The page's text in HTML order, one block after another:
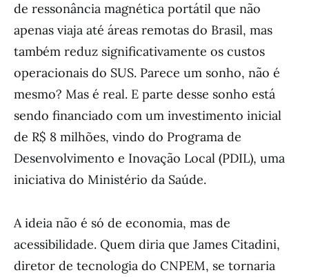
de ressonância magnética portátil que não
apenas viaja até áreas remotas do Brasil, mas
também reduz significativamente os custos
operacionais do SUS. Parece um sonho, não é
mesmo? Mas é real. E parte desse sonho está
sendo financiado com um investimento inicial
de R$ 8 milhões, vindo do Programa de
Desenvolvimento e Inovação Local (PDIL), uma
iniciativa do Ministério da Saúde.
A ideia não é só de economia, mas de
acessibilidade. Quem diria que James Citadini,
diretor de tecnologia do CNPEM, se tornaria